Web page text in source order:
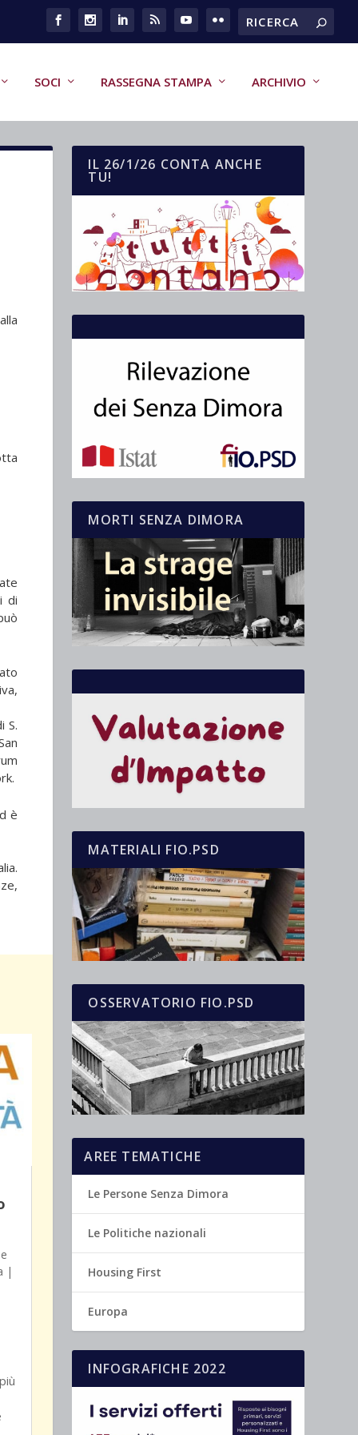
SOCI RASSEGNA STAMPA ARCHIVIO
di
S.
è
|
IL 26/1/26 CONTA ANCHE
TU!
MORTI SENZA DIMORA
MATERIALI FIO.PSD
OSSERVATORIO FIO.PSD
AREE TEMATICHE
Le Persone Senza Dimora
Le Politiche nazionali
Housing First
Europa
INFOGRAFICHE 2022